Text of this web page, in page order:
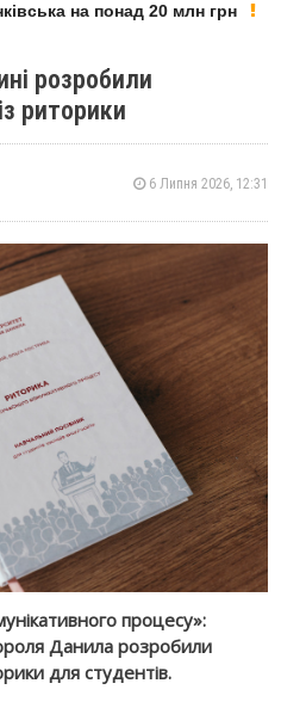
на понад 20 млн грн
розробили
риторики
6 Липня 2026, 12:31
процесу»:
Данила розробили
для студентів.